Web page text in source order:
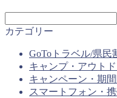
カテゴリー
GoToトラベル/県民
キャンプ・アウト
キャンペーン・期
スマートフォン・